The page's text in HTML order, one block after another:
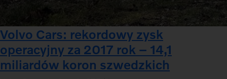
Volvo Cars: rekordowy zysk
operacyjny za 2017 rok – 14,1
miliardów koron szwedzkich